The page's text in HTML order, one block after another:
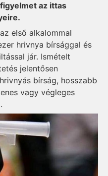
az ittas
első alkalommal
hrivnya bírsággal és
jár. Ismételt
jelentősen
bírság, hosszabb
vagy végleges